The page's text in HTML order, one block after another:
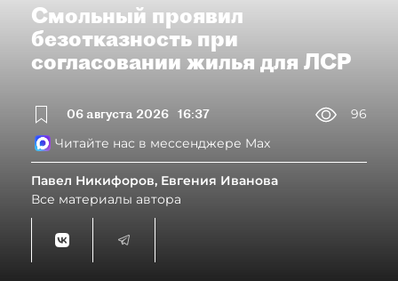
Смольный проявил
безотказность при
согласовании жилья для ЛСР
06 августа 2026 16:37
96
Читайте нас в мессенджере Max
Павел Никифоров, Евгения Иванова
Все материалы автора